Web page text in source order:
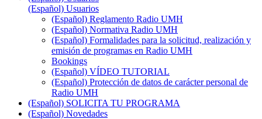
(Español) Usuarios
(Español) Reglamento Radio UMH
(Español) Normativa Radio UMH
(Español) Formalidades para la solicitud, realización y
emisión de programas en Radio UMH
Bookings
(Español) VÍDEO TUTORIAL
(Español) Protección de datos de carácter personal de
Radio UMH
(Español) SOLICITA TU PROGRAMA
(Español) Novedades